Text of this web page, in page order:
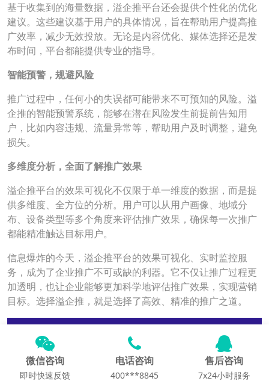
基于收集到的海量数据，溢企推平台还会提供个性化的优化
建议。这些建议基于用户的具体情况，旨在帮助用户提高推
广效率，减少无效投放。无论是内容优化、媒体选择还是发
布时间，平台都能提供专业的指导。
智能预警，规避风险
推广过程中，任何小的失误都可能带来不可预知的风险。溢
企推的智能预警系统，能够在潜在风险发生前提前告知用
户，比如内容违规、流量异常等，帮助用户及时调整，避免
损失。
多维度分析，全面了解推广效果
溢企推平台的效果可视化不仅限于单一维度的数据，而是提
供多维度、全方位的分析。用户可以从用户画像、地域分
布、设备类型等多个角度来评估推广效果，确保每一次推广
都能精准触达目标用户。
信息爆炸的今天，溢企推平台的效果可视化、实时监控服
务，成为了企业推广不可或缺的利器。它不仅让推广过程更
加透明，也让企业能够更加科学地评估推广效果，实现营销
目标。选择溢企推，就是选择了高效、精准的推广之道。
微信咨询
即时快速反馈
电话咨询
400***8845
售后咨询
7x24小时服务